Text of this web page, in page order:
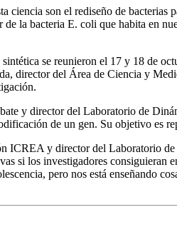
ciencia son el rediseño de
la bacteria E. coli que habita en
se reunieron el 17 y 18 de
director del Área de Ciencia y
y director del Laboratorio de
de un gen. Su objetivo es
ICREA y director del Laboratorio
si los investigadores consiguieran
pero nos está enseñando